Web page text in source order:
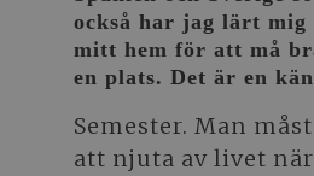
också har jag lärt mig
mitt hem för att må
en plats. Det är en
Semester. Man
att njuta av livet